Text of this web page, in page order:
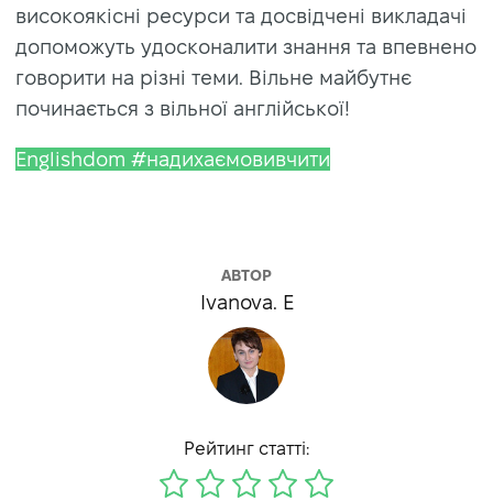
високоякісні ресурси та досвідчені викладачі
допоможуть удосконалити знання та впевнено
говорити на різні теми. Вільне майбутнє
починається з вільної англійської!
Englishdom #надихаємовивчити
АВТОР
Ivanova. E
Рейтинг статті: